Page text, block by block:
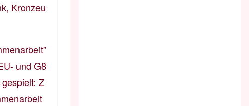
Kronzeu
und G8
Z